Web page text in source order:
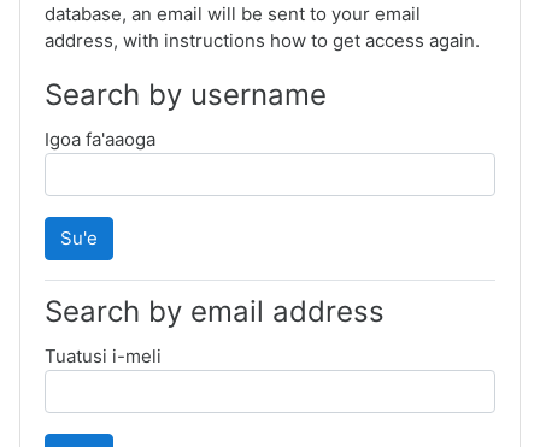
database, an email will be sent to your email
address, with instructions how to get access again.
Search by username
Igoa fa'aaoga
Search by email address
Tuatusi i-meli